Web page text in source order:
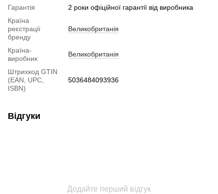
Гарантія
2 роки офіційної гарантії від виробника
Країна
реєстрації
бренду
Великобританія
Країна-
виробник
Великобританія
Штрихкод GTIN
(EAN, UPC,
ISBN)
5036484093936
Відгуки
Додайте перший відгук